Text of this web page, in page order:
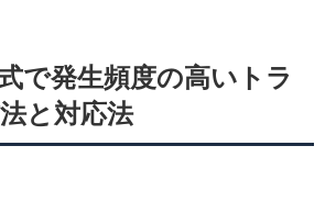
で発生頻度の高いトラ
と対応法